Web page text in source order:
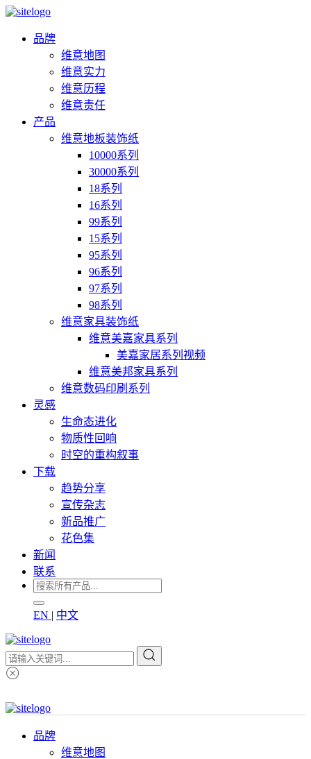
品牌
维意地图
维意实力
维意历程
维意责任
产品
维意地板装饰纸
10000系列
30000系列
18系列
16系列
99系列
15系列
95系列
96系列
97系列
98系列
维意家具装饰纸
维意美嘉家具系列
美嘉家居系列视频
维意美邦家具系列
维意数码印刷系列
灵感
生命态进化
物质性回响
时空的重构叙事
下载
趋势分享
宣传杂志
新品推广
花色集
新闻
联系
EN | 中文
品牌
维意地图